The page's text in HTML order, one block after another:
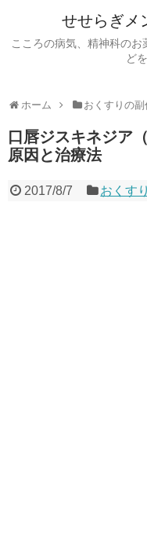
せせらぎメ
こころの病気、精神科の
ど
ホーム おくすりの副
口唇ジスキネジア
原因と治療法
2017/8/7 おくす